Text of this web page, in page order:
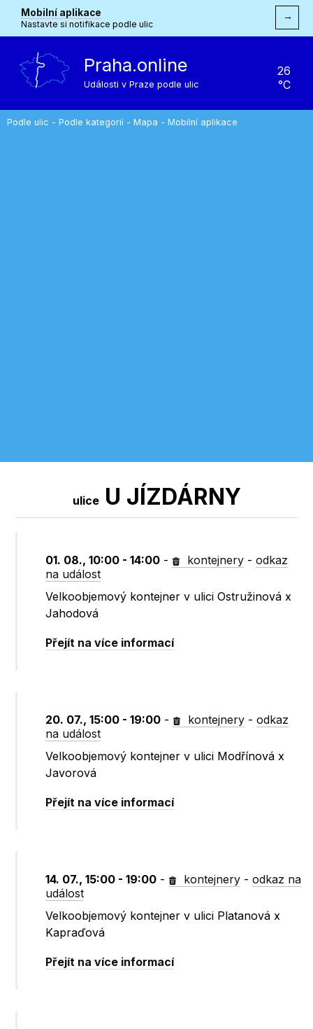
Mobilní aplikace
Nastavte si notifikace podle ulic
→
Praha.online
Události v Praze podle ulic
26
°C
Podle ulic - Podle kategorií - Mapa - Mobilní aplikace
uliceU JÍZDÁRNY
01. 08., 10:00 - 14:00 - kontejnery -odkaz
na událost
Velkoobjemový kontejner v ulici Ostružinová x
Jahodová
Přejít na více informací
20. 07., 15:00 - 19:00 - kontejnery -odkaz
na událost
Velkoobjemový kontejner v ulici Modřínová x
Javorová
Přejít na více informací
14. 07., 15:00 - 19:00 - kontejnery -odkaz na
událost
Velkoobjemový kontejner v ulici Platanová x
Kapraďová
Přejít na více informací